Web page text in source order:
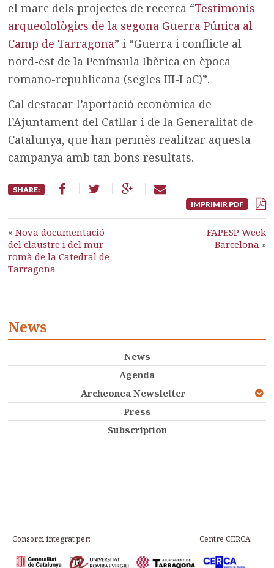
el marc dels projectes de recerca “Testimonis
arqueolològics de la segona Guerra Púnica al
Camp de Tarragona” i “Guerra i conflicte al
nord-est de la Península Ibèrica en època
romano-republicana (segles III-I aC)”.
Cal destacar l’aportació econòmica de
l’Ajuntament del Catllar i de la Generalitat de
Catalunya, que han permès realitzar aquesta
campanya amb tan bons resultats.
SHARE:
IMPRIMIR PDF
«Nova documentació
del claustre i del mur
romà de la Catedral de
Tarragona
FAPESP Week
Barcelona »
News
News
Agenda
Archeonea Newsletter
Press
Subscription
Consorci integrat per: Centre CERCA: